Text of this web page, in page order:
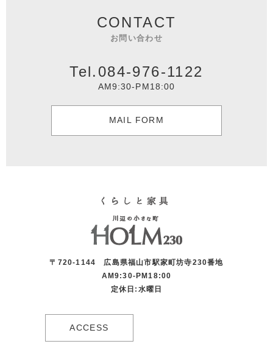
CONTACT
お問い合わせ
Tel.084-976-1122
AM9:30-PM18:00
MAIL FORM
〒720-1144 広島県福山市駅家町坊寺230番地
AM9:30-PM18:00
定休日:水曜日
ACCESS